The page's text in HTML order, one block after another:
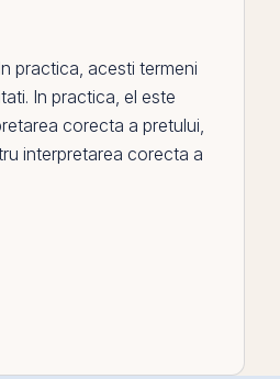
practica, acesti termeni
In practica, el este
corecta a pretului,
interpretarea corecta a